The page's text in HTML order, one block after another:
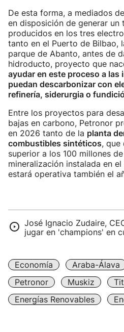
De esta forma, a mediados
en disposición de generar un
producidos en los tres
tanto en el Puerto de Bilbao,
parque de Abanto, antes de
hidroducto, proyecto que
ayudar en este proceso a las
puedan descarbonizar con
refinería, siderurgia o
Entre los proyectos para
bajas en carbono, Petronor
en 2026 tanto de la planta
combustibles sintéticos, que
superior a los 100 millones
mineralización instalada en
estará operativa también el
José Ignacio Zudaire,
jugar en 'champions' en
Economía Araba-Álava
Petronor
Muskiz
Energías Renovables